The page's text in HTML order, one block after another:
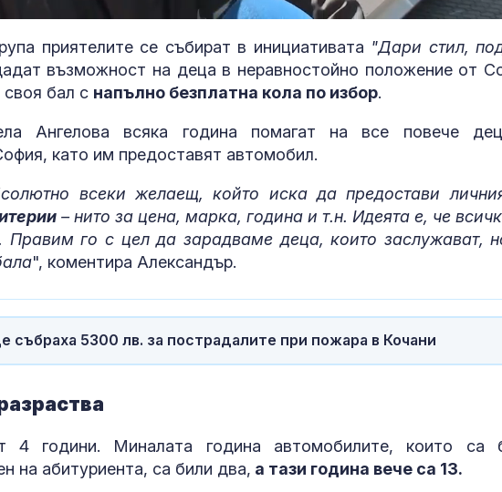
приятелите се събират в инициативата "Дари стил,
възможност на деца в неравностойно положение от
своя бал с напълно безплатна кола по избор.
Ангелова всяка година помагат на все повече
като им предоставят автомобил.
всеки желаещ, който иска да предостави
– нито за цена, марка, година и т.н. Идеята е, че
Правим го с цел да зарадваме деца, които заслужават,
", коментира Александър.
събраха 5300 лв. за пострадалите при пожара в Кочани
4 години. Миналата година автомобилите, които са
на абитуриента, са били два, а тази година вече са 13.
рафинерии в Русия
Европа
как
да подпомогне
поемат
28-те РЗИ